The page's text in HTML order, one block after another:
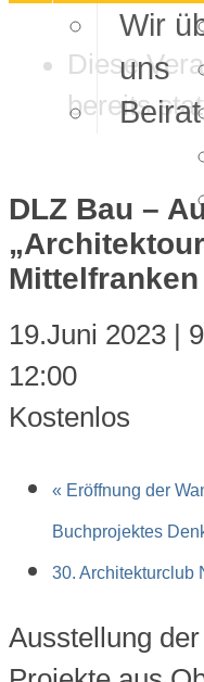
Wir
uns
Beirat
Diese
bereits
DLZ Bau –
Mittelfranken
19.Juni 2023 |
12:00
Kostenlos
« Eröffnung der
Buchprojektes
30. Architekturclub
Ausstellung